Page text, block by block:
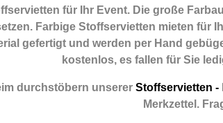
für Ihr Event. Die große
Farbige Stoffservietten mieten
gefertigt und werden per Hand
kostenlos, es fallen für Sie
durchstöbern unsererStoffservietten -
Merkzettel.